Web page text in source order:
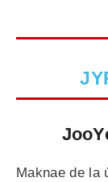
Maknae de la